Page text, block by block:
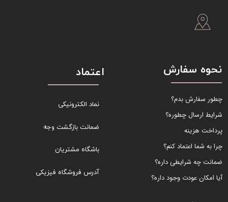
نحوه سفارش
چطور سفارش بدم؟
شرایط ارسال چطوره؟
پرداخت هزینه
چرا به شما اعتماد کنم؟
ضمانت چه شرایطی داره؟
آیا امکان عودت وجود داره؟
اعتماد
نماد الکترونیکی
ضمانت بازگشت وجه
باشگاه مشتریان
آدرس فروشگاه فیزیکی